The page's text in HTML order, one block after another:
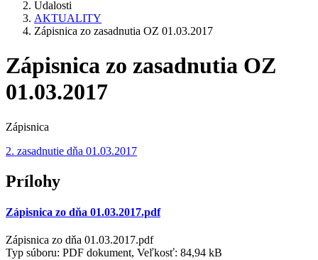
Udalosti
AKTUALITY
Zápisnica zo zasadnutia OZ 01.03.2017
Zápisnica zo zasadnutia OZ
01.03.2017
Zápisnica
2. zasadnutie dňa 01.03.2017
Prílohy
Zápisnica zo dňa 01.03.2017.pdf
Zápisnica zo dňa 01.03.2017.pdf
Typ súboru: PDF dokument, Veľkosť: 84,94 kB